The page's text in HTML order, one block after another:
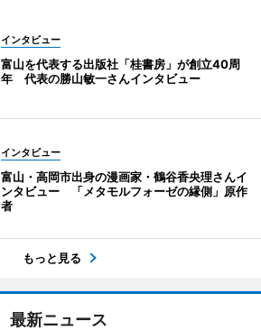
インタビュー
富山を代表する出版社「桂書房」が創立40周
年 代表の勝山敏一さんインタビュー
インタビュー
富山・高岡市出身の漫画家・鶴谷香央理さんイ
ンタビュー 「メタモルフォーゼの縁側」原作
者
もっと見る
最新ニュース